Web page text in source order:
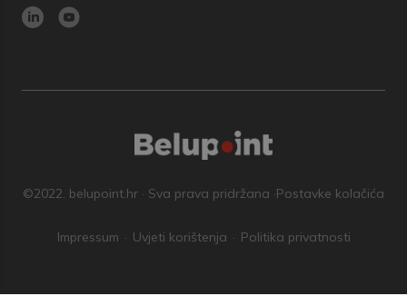
©2022. belupoint.hr · Sva prava pridržana ·Postavke kolačića
Impressum Uvjeti korištenja Politika privatnosti